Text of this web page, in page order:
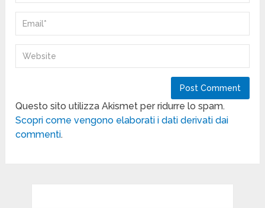
Questo sito utilizza Akismet per ridurre lo spam.
Scopri come vengono elaborati i dati derivati dai
commenti.